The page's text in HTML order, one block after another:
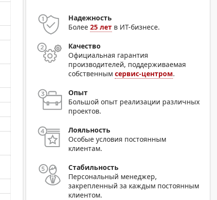
Надежность
Более25 лет в ИТ-бизнесе.
Качество
Официальная гарантия
производителей, поддерживаемая
собственнымсервис-центром.
Опыт
Большой опыт реализации различных
проектов.
Лояльность
Особые условия постоянным
клиентам.
Стабильность
Персональный менеджер,
закрепленный за каждым постоянным
клиентом.